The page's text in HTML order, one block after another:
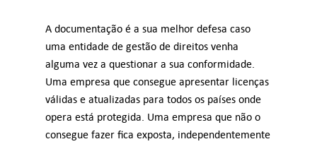
A documentação é a sua melhor defesa caso
uma entidade de gestão de direitos venha
alguma vez a questionar a sua conformidade.
Uma empresa que consegue apresentar licenças
válidas e atualizadas para todos os países onde
opera está protegida. Uma empresa que não o
consegue fazer fica exposta, independentemente